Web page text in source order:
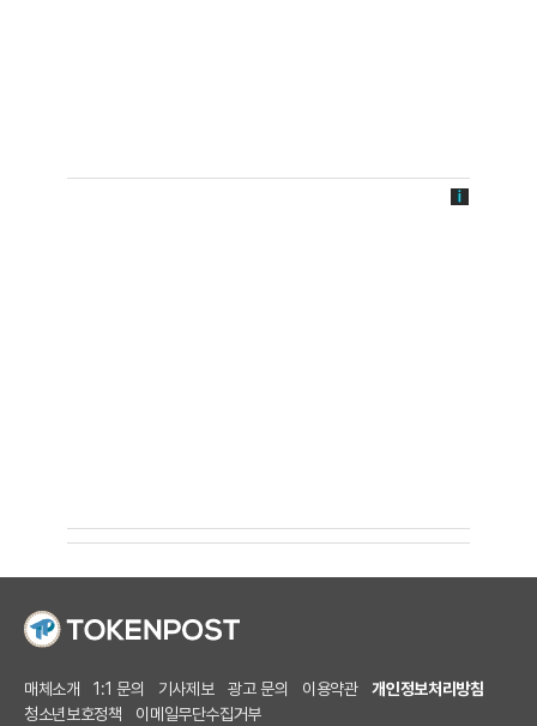
매체소개 1:1 문의 기사제보 광고 문의 이용약관
개인정보처리방침
청소년보호정책
이메일무단수집거부